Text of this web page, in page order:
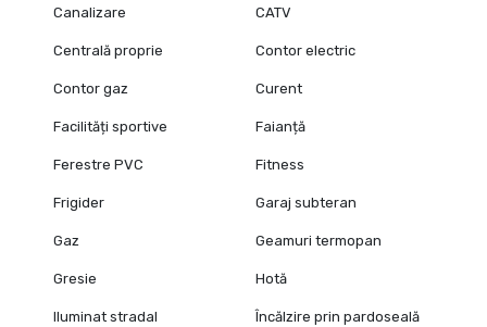
Canalizare CATV
Centrală proprie Contor electric
Contor gaz Curent
Facilități sportive Faianță
Ferestre PVC Fitness
Frigider Garaj subteran
Gaz Geamuri termopan
Gresie Hotă
Iluminat stradal Încălzire prin pardoseală